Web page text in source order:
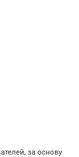
за основу